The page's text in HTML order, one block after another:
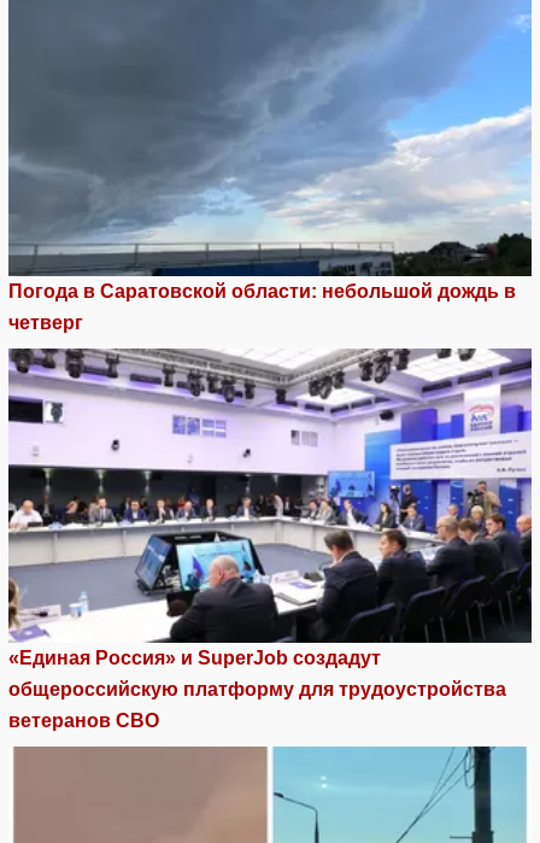
Погода в Саратовской области: небольшой дождь в
четверг
«Единая Россия» и SuperJob создадут
общероссийскую платформу для трудоустройства
ветеранов СВО